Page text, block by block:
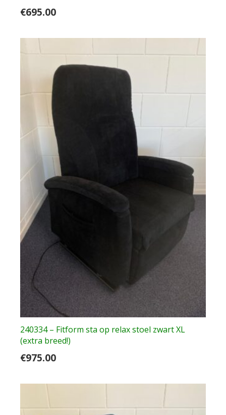
€695.00
240334 – Fitform sta op relax stoel zwart XL
(extra breed!)
€975.00